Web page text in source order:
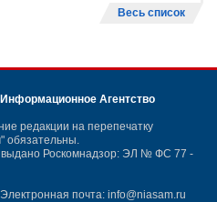
Весь список
Агентство
редакции на перепечатку
обязательны.
выдано Роскомнадзор: ЭЛ № ФС 77 -
Электронная почта: info@niasam.ru